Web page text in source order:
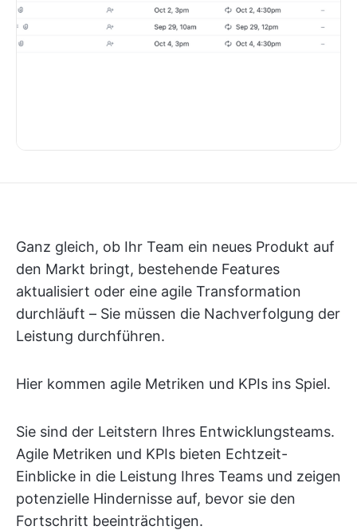
Ganz gleich, ob Ihr Team ein neues Produkt auf
den Markt bringt, bestehende Features
aktualisiert oder eine agile Transformation
durchläuft – Sie müssen die Nachverfolgung der
Leistung durchführen.
Hier kommen agile Metriken und KPIs ins Spiel.
Sie sind der Leitstern Ihres Entwicklungsteams.
Agile Metriken und KPIs bieten Echtzeit-
Einblicke in die Leistung Ihres Teams und zeigen
potenzielle Hindernisse auf, bevor sie den
Fortschritt beeinträchtigen.